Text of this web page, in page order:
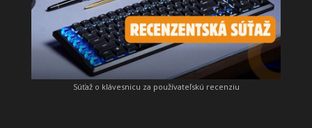
Súťaž o klávesnicu za používateľskú recenziu